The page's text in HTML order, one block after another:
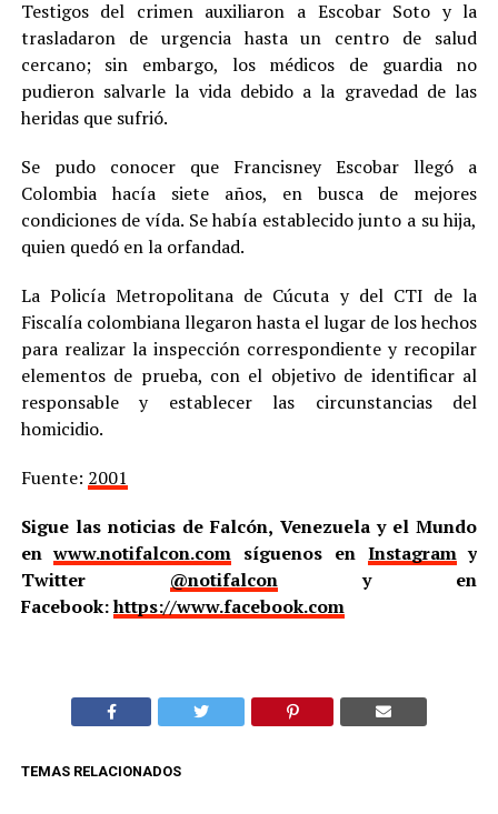
Testigos del crimen auxiliaron a Escobar Soto y la
trasladaron de urgencia hasta un centro de salud
cercano; sin embargo, los médicos de guardia no
pudieron salvarle la vida debido a la gravedad de las
heridas que sufrió.
Se pudo conocer que Francisney Escobar llegó a
Colombia hacía siete años, en busca de mejores
condiciones de vída. Se había establecido junto a su hija,
quien quedó en la orfandad.
La Policía Metropolitana de Cúcuta y del CTI de la
Fiscalía colombiana llegaron hasta el lugar de los hechos
para realizar la inspección correspondiente y recopilar
elementos de prueba, con el objetivo de identificar al
responsable y establecer las circunstancias del
homicidio.
Fuente: 2001
Sigue las noticias de Falcón, Venezuela y el Mundo
enwww.notifalcon.com síguenos en Instagramy
Twitter @notifalcony en
Facebook:https://www.facebook.com
TEMAS RELACIONADOS